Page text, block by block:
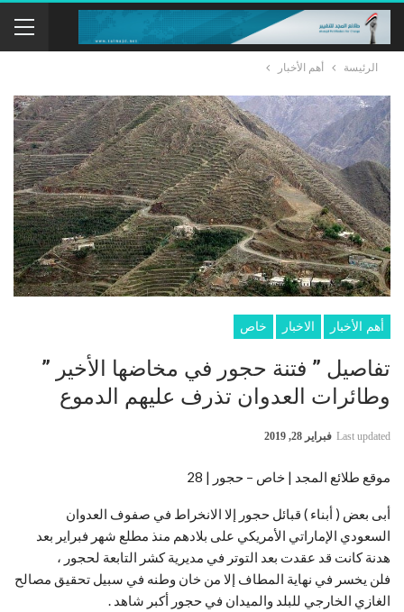
الرئيسة أهم الأخبار
أهم الأخبار الاخبار خاص
تفاصيل ” فتنة حجور في مخاضها الأخير ”
وطائرات العدوان تذرف عليهم الدموع
Last updated فبراير 28, 2019
موقع طلائع المجد | خاص – حجور | 28
أبى بعض ( أبناء ) قبائل حجور إلا الانخراط في صفوف العدوان
السعودي الإماراتي الأمريكي على بلادهم منذ مطلع شهر فبراير بعد
هدنة كانت قد عقدت بعد التوتر في مديرية كشر التابعة لحجور ،
فلن يخسر في نهاية المطاف إلا من خان وطنه في سبيل تحقيق مصالح
الغازي الخارجي للبلد والميدان في حجور أكبر شاهد .